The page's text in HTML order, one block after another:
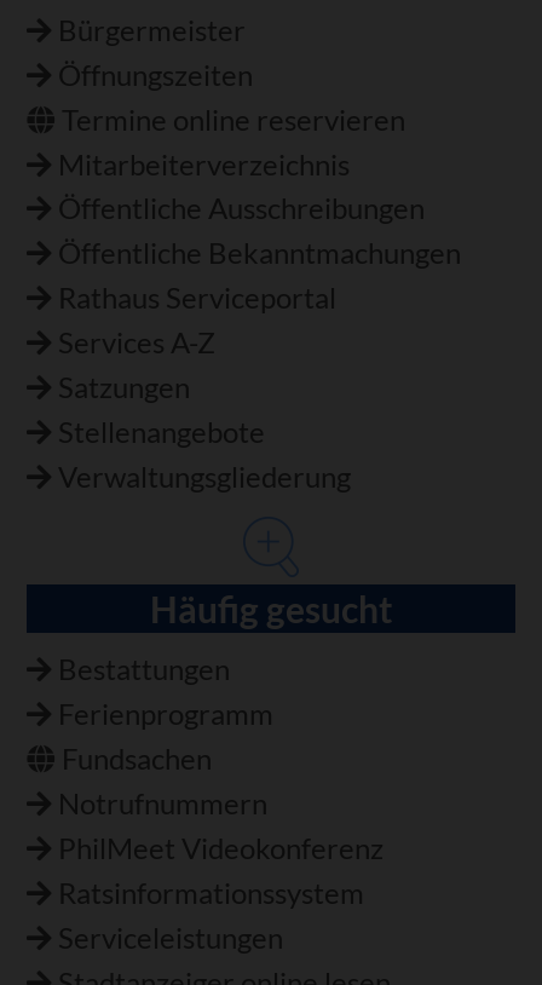
Bürgermeister
Öffnungszeiten
Termine online reservieren
Mitarbeiterverzeichnis
Öffentliche Ausschreibungen
Öffentliche Bekanntmachungen
Rathaus Serviceportal
Services A-Z
Satzungen
Stellenangebote
Verwaltungsgliederung
Häufig gesucht
Bestattungen
Ferienprogramm
Fundsachen
Notrufnummern
PhilMeet Videokonferenz
Ratsinformationssystem
Serviceleistungen